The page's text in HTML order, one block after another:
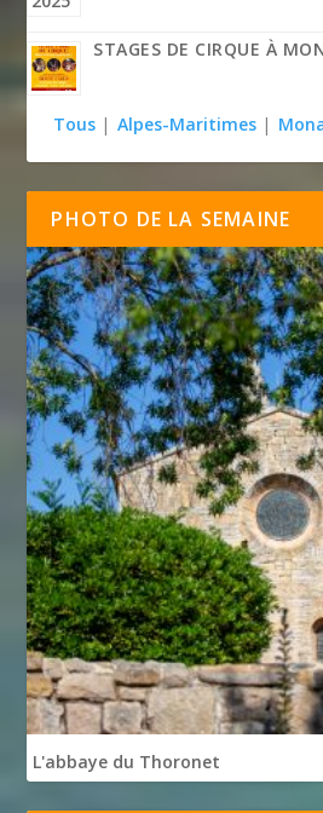
STAGES DE CIRQUE À
Tous | Alpes-Maritimes |
PHOTO DE LA SEMAINE
L'abbaye du Thoronet